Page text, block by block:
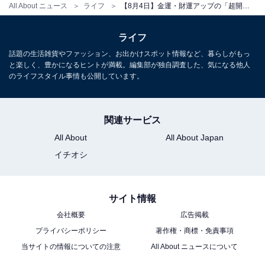
All About ニュース ライフ
ることを始めるのにぴったりな日です。さらに、転職や
引っ越しなど、人生に大きな変化をもたらすようなチャ
レンジにも最適なタイミングでもあります。
を祭る神社へ足を運んでみましょう。どの方角へ行くに
も吉とされているので、さらなるご利益が得られるはず
・開店、開業する
・副業を始める
・投資をする
ライフ
話題の生活雑貨やファッション、お出かけスポット情報など、暮らしがもっ
と楽しく、豊かになるヒントが満載。編集部が独自調査した、気になる他人
のライフスタイル事情も公開しています。
関連サービス
All About
All About Japan
イチオシ
サイト情報
会社概要
広告掲載
プライバシーポリシー
著作権・商標・免責事項
当サイトの情報についての注意
All About ニュースについて